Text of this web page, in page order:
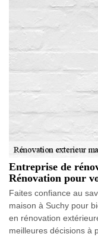
Entreprise de
Rénovation pour
Faites confiance au
maison à Suchy pour
en rénovation
meilleures décisions à